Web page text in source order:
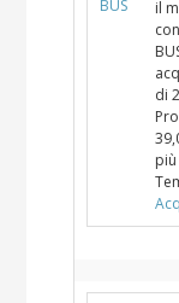
il
di
più